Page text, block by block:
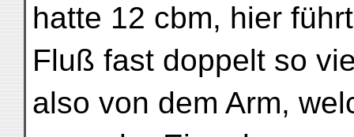
hatte 12 cbm, hier
Fluß fast doppelt so
also von dem Arm,